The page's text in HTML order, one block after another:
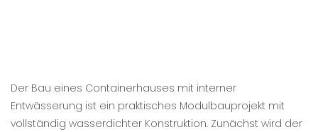
Der Bau eines Containerhauses mit interner
Entwässerung ist ein praktisches Modulbauprojekt mit
vollständig wasserdichter Konstruktion. Zunächst wird der